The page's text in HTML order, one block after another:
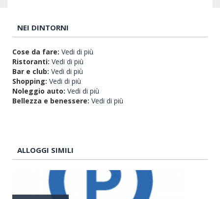
NEI DINTORNI
Cose da fare: Vedi di più
Ristoranti: Vedi di più
Bar e club: Vedi di più
Shopping: Vedi di più
Noleggio auto: Vedi di più
Bellezza e benessere: Vedi di più
ALLOGGI SIMILI